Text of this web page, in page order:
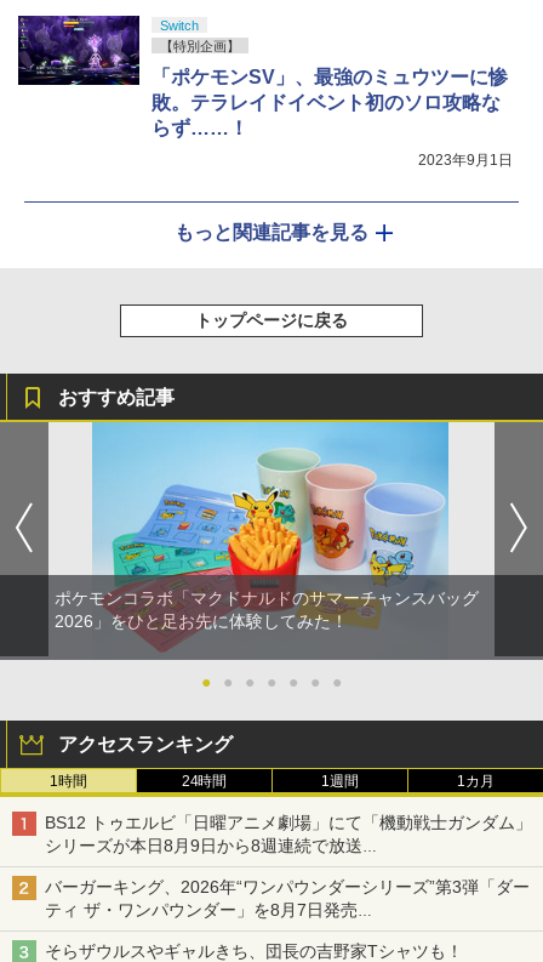
Switch
【特別企画】
「ポケモンSV」、最強のミュウツーに惨
敗。テラレイドイベント初のソロ攻略な
らず……！
2023年9月1日
もっと関連記事を見る
トップページに戻る
おすすめ記事
ポケモンコラボ「マクドナルドのサマーチャンスバッグ
2026」をひと足お先に体験してみた！
● ● ● ● ● ● ●
アクセスランキング
1時間 24時間 1週間 1カ月
BS12 トゥエルビ「日曜アニメ劇場」にて「機動戦士ガンダム」
シリーズが本日8月9日から8週連続で放送
初回は「機動戦士ガンダム【HDリマスター版】」
バーガーキング、2026年“ワンパウンダーシリーズ”第3弾「ダー
ティ ザ・ワンパウンダー」を8月7日発売
「特製ガーリックマヨソース」を使用した超大型チーズバーガー
そらザウルスやギャルきち、団長の吉野家Tシャツも！